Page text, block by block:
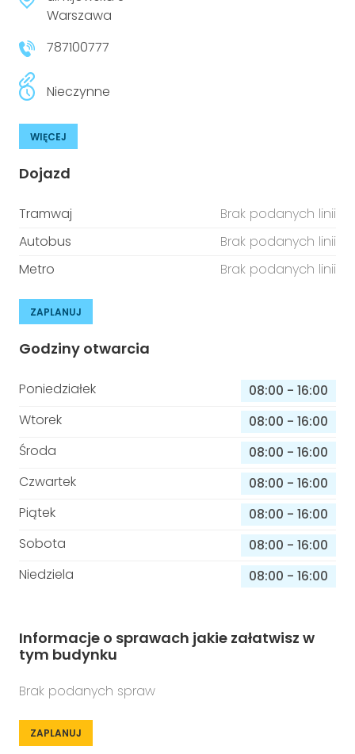
Warszawa
787100777
Nieczynne
WIĘCEJ
Dojazd
Tramwaj
Brak podanych linii
Autobus
Brak podanych linii
Metro
Brak podanych linii
ZAPLANUJ
Godziny otwarcia
Poniedziałek 08:00 - 16:00
Wtorek
08:00 - 16:00
Środa
08:00 - 16:00
Czwartek
08:00 - 16:00
Piątek
08:00 - 16:00
Sobota
08:00 - 16:00
Niedziela
08:00 - 16:00
Informacje o sprawach jakie załatwisz w
tym budynku
Brak podanych spraw
ZAPLANUJ